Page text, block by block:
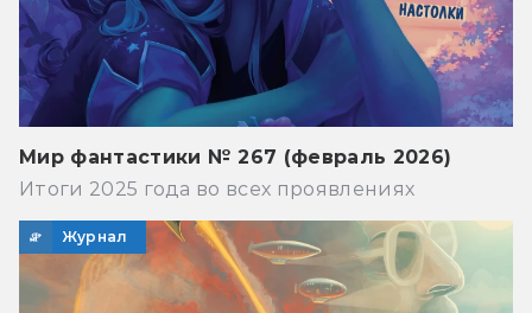
Мир фантастики № 267 (февраль 2026)
Итоги 2025 года во всех проявлениях
Журнал